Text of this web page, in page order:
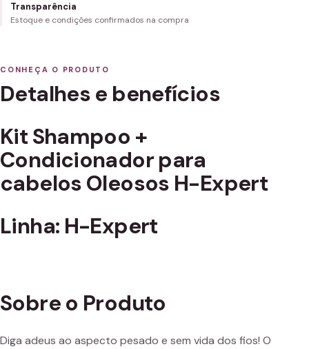
Transparência
Estoque e condições confirmados na compra
CONHEÇA O PRODUTO
Detalhes e benefícios
Kit Shampoo +
Condicionador para
cabelos Oleosos H-Expert
Linha: H-Expert
Sobre o Produto
Diga adeus ao aspecto pesado e sem vida dos fios! O